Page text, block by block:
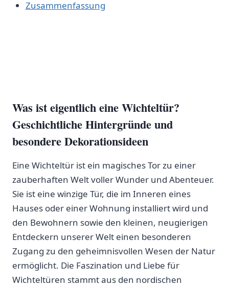
Zusammenfassung
Was ‍ist⁢ eigentlich eine Wichteltür?
Geschichtliche Hintergründe und‍
besondere Dekorationsideen
Eine Wichteltür ist ⁤ein ‍magisches ​Tor zu ⁢einer
zauberhaften Welt voller Wunder und Abenteuer.
Sie ist eine winzige Tür, die im Inneren eines‍
Hauses oder⁤ einer Wohnung installiert wird und
den Bewohnern sowie den⁢ kleinen, neugierigen
⁣Entdeckern unserer Welt einen besonderen⁣
Zugang zu den geheimnisvollen‌ Wesen der Natur
ermöglicht. Die Faszination und Liebe für
Wichteltüren ⁤stammt aus den‌ nordischen